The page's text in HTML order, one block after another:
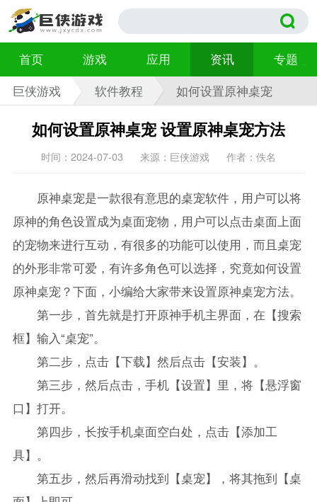
首页 游戏 应用 资讯
专题
巨侠游戏
软件教程 如何设置原神桌宠
如何设置原神桌宠 设置原神桌宠方法
时间：2024-07-03 来源：巨侠游戏 作者：佚名
原神桌宠是一款很有意思的桌宠软件，用户可以将
原神的角色设置成为桌面宠物，用户可以点击桌面上面
的宠物来进行互动，有很多的功能可以使用，而且桌宠
的外形非常可爱，有许多角色可以选择，究竟如何设置
原神桌宠？下面，小编给大家带来设置原神桌宠方法。
第一步，首先就是打开原神手机主界面，在【搜索
框】输入“桌宠”。
第二步，点击【下载】然后点击【安装】。
第三步，然后点击，手机【设置】里，将【悬浮窗
口】打开。
第四步，长按手机桌面空白处，点击【添加工
具】。
第五步，然后再滑动找到【桌宠】，将其拖到【桌